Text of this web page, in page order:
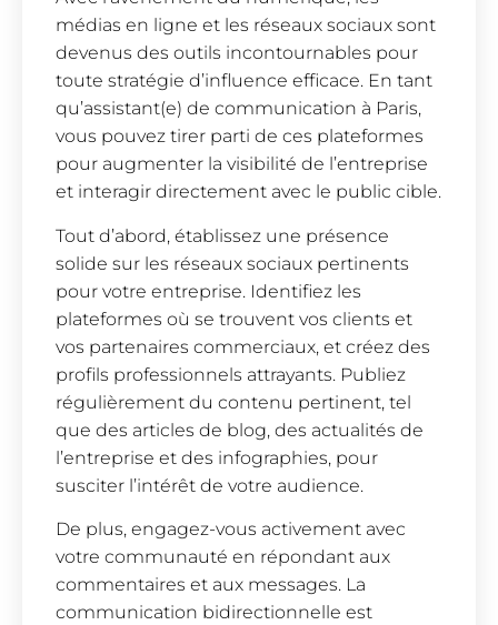
médias en ligne et les réseaux sociaux sont
devenus des outils incontournables pour
toute stratégie d’influence efficace. En tant
qu’assistant(e) de communication à Paris,
vous pouvez tirer parti de ces plateformes
pour augmenter la visibilité de l’entreprise
et interagir directement avec le public cible.
Tout d’abord, établissez une présence
solide sur les réseaux sociaux pertinents
pour votre entreprise. Identifiez les
plateformes où se trouvent vos clients et
vos partenaires commerciaux, et créez des
profils professionnels attrayants. Publiez
régulièrement du contenu pertinent, tel
que des articles de blog, des actualités de
l’entreprise et des infographies, pour
susciter l’intérêt de votre audience.
De plus, engagez-vous activement avec
votre communauté en répondant aux
commentaires et aux messages. La
communication bidirectionnelle est